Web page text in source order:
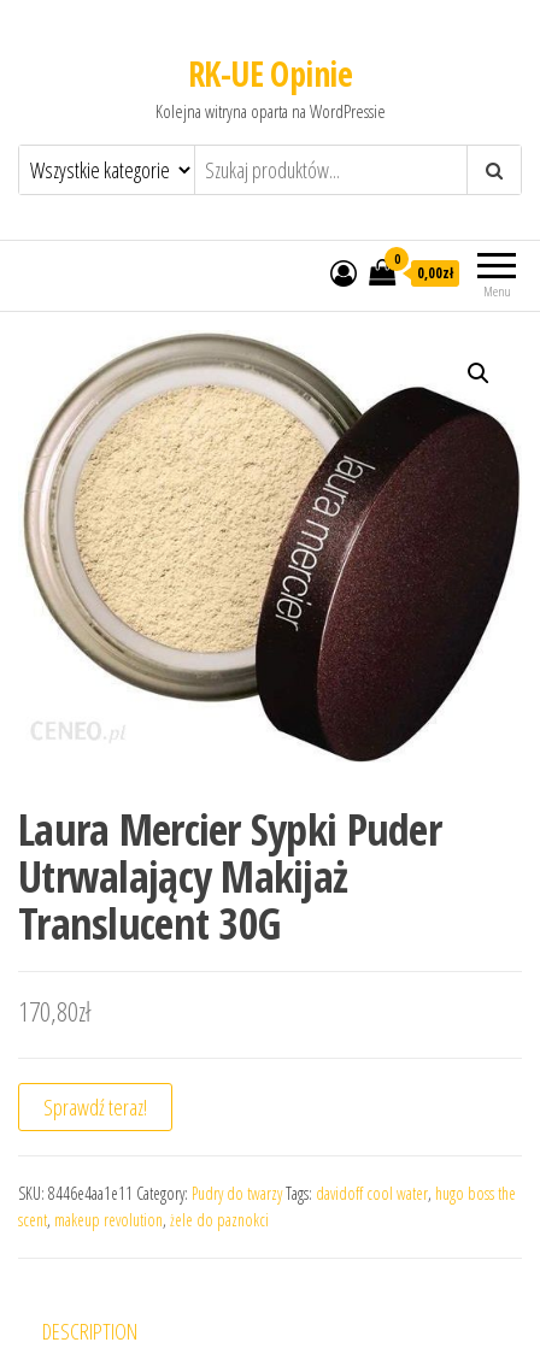
RK-UE Opinie
Kolejna witryna oparta na WordPressie
Menu
0
0,00zł
Laura Mercier Sypki Puder
Utrwalający Makijaż
Translucent 30G
170,80zł
Sprawdź teraz!
SKU: 8446e4aa1e11 Category: Pudry do twarzyTags: davidoff cool water, hugo boss the
scent, makeup revolution, żele do paznokci
DESCRIPTION